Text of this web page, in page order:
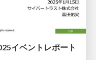
イベントレポート